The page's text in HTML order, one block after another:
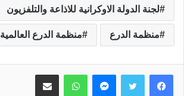
لجنة الدولة الاوكرانية للاذاعة والتلفزيون
منظمة الدرع منظمة الدرع العالمية
ماسنجر واتساب مشاركة عبر البريد